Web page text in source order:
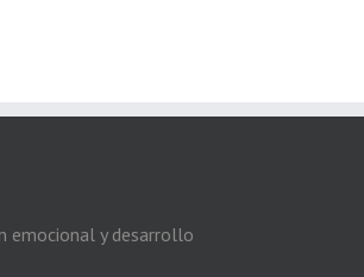
emocional y desarrollo